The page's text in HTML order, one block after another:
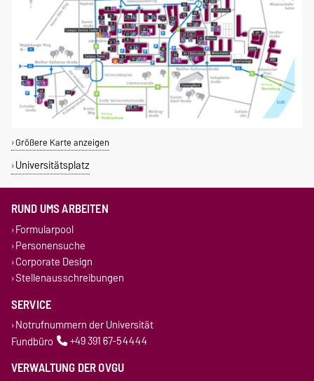
Größere Karte anzeigen
Universitätsplatz
RUND UMS ARBEITEN
Formularpool
Personensuche
Corporate Design
Stellenausschreibungen
SERVICE
Notrufnummern der Universität
Fundbüro
+49 391 67-54444
VERWALTUNG DER OVGU